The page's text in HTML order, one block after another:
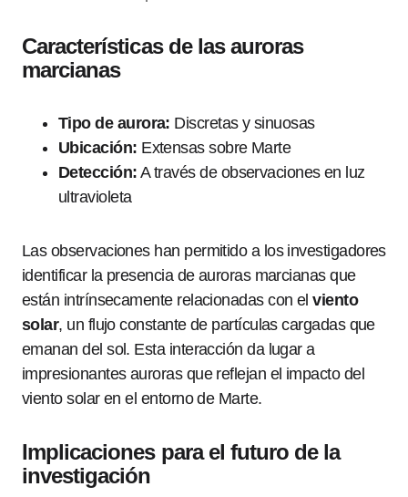
Características de las auroras
marcianas
Tipo de aurora: Discretas y sinuosas
Ubicación: Extensas sobre Marte
Detección: A través de observaciones en luz
ultravioleta
Las observaciones han permitido a los investigadores
identificar la presencia de auroras marcianas que
están intrínsecamente relacionadas con elviento
solar, un flujo constante de partículas cargadas que
emanan del sol. Esta interacción da lugar a
impresionantes auroras que reflejan el impacto del
viento solar en el entorno de Marte.
Implicaciones para el futuro de la
investigación